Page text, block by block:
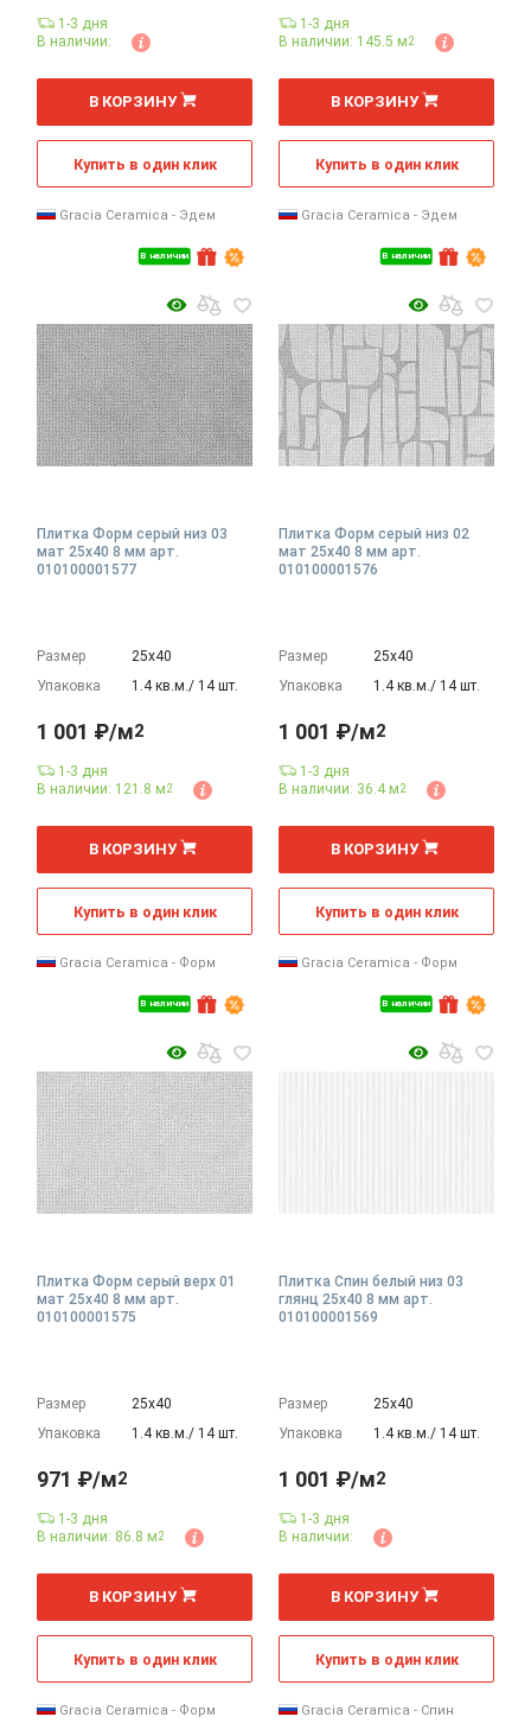
В наличии
1-3 дня
В наличии:
м
В КОРЗИНУ
Купить в один клик
Gracia Ceramica - Эдем
В наличии
1-3 дня
В наличии: 145.5 м2
м
В КОРЗИНУ
Купить в один клик
Gracia Ceramica - Эдем
Плитка Форм серый низ 03
мат 25x40 8 мм арт.
010100001577
Размер
25х40
Упаковка
1.4 кв.м./ 14 шт.
В наличии
1 001 ₽/м2
1-3 дня
В наличии: 121.8 м2
м
В КОРЗИНУ
Купить в один клик
Gracia Ceramica - Форм
Плитка Форм серый низ 02
мат 25x40 8 мм арт.
010100001576
Размер
25х40
Упаковка
1.4 кв.м./ 14 шт.
В наличии
1 001 ₽/м2
1-3 дня
В наличии: 36.4 м2
м
В КОРЗИНУ
Купить в один клик
Gracia Ceramica - Форм
Плитка Форм серый верх 01
мат 25x40 8 мм арт.
010100001575
Размер
25х40
Упаковка
1.4 кв.м./ 14 шт.
971 ₽/м2
1-3 дня
В наличии: 86.8 м2
м
В КОРЗИНУ
Купить в один клик
Gracia Ceramica - Форм
Плитка Спин белый низ 03
глянц 25x40 8 мм арт.
010100001569
Размер
25х40
Упаковка
1.4 кв.м./ 14 шт.
1 001 ₽/м2
1-3 дня
В наличии:
м
В КОРЗИНУ
Купить в один клик
Gracia Ceramica - Спин